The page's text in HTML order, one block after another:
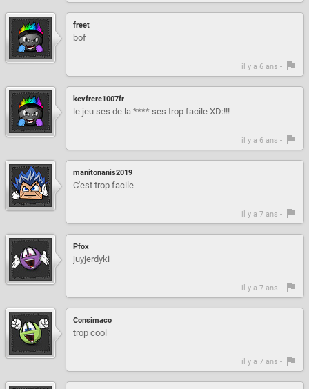
freet
bof
il y a 6 ans -
kevfrere1007fr
le jeu ses de la **** ses trop facile XD:!!!
il y a 6 ans -
manitonanis2019
C'est trop facile
il y a 7 ans -
Pfox
juyjerdyki
il y a 7 ans -
Consimaco
trop cool
il y a 7 ans -